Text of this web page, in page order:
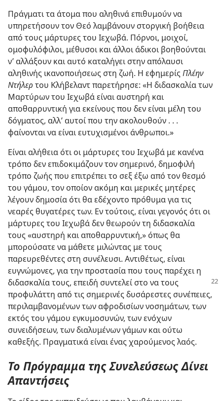
Πράγματι τα άτομα που αληθινά επιθυμούν να
υπηρετήσουν τον Θεό λαμβάνουν στοργική βοήθεια
από τους μάρτυρες του Ιεχωβά. Πόρνοι, μοιχοί,
ομοφυλόφιλοι, μέθυσοι και άλλοι άδικοι βοηθούνται
ν’ αλλάξουν και αυτό καταλήγει στην απόλαυσι
αληθινής ικανοποιήσεως στη ζωή. Η εφημερίς Πλέην
Ντήλερ του Κλήβελαντ παρετήρησε: «Η διδασκαλία των
Μαρτύρων του Ιεχωβά είναι αυστηρή και
αποθαρρυντική για εκείνους που δεν είναι μέλη του
δόγματος, αλλ’ αυτοί που την ακολουθούν . . .
φαίνονται να είναι ευτυχισμένοι άνθρωποι.»
Είναι αλήθεια ότι οι μάρτυρες του Ιεχωβά με κανένα
τρόπο δεν επιδοκιμάζουν τον σημερινό, δημοφιλή
τρόπο ζωής που επιτρέπει το σεξ έξω από τον θεσμό
του γάμου, τον οποίον ακόμη και μερικές μητέρες
λέγουν δημοσία ότι θα εδέχοντο πρόθυμα για τις
νεαρές θυγατέρες των. Εν τούτοις, είναι γεγονός ότι οι
μάρτυρες του Ιεχωβά δεν θεωρούν τη διδασκαλία
τους «αυστηρή και αποθαρρυντική,» όπως θα
μπορούσατε να μάθετε μιλώντας με τους
παρευρεθέντες στη συνέλευσι. Αντιθέτως, είναι
ευγνώμονες, για την προστασία που τους παρέχει η
διδασκαλία τους, επειδή συντελεί στο να τους
προφυλάττη από τις σημερινές δυσάρεστες συνέπειες,
περιλαμβανομένων των αφροδισίων νοσημάτων, των
εκτός του γάμου εγκυμοσυνών, των ενόχων
συνειδήσεων, των διαλυμένων γάμων και ούτω
καθεξής. Πραγματικά είναι ένας χαρούμενος λαός.
Το Πρόγραμμα της Συνελεύσεως Δίνει
Απαντήσεις